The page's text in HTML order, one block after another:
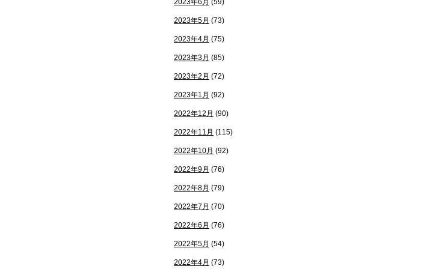
2023年6月 (59)
2023年5月 (73)
2023年4月 (75)
2023年3月 (85)
2023年2月 (72)
2023年1月 (92)
2022年12月 (90)
2022年11月 (115)
2022年10月 (92)
2022年9月 (76)
2022年8月 (79)
2022年7月 (70)
2022年6月 (76)
2022年5月 (54)
2022年4月 (73)